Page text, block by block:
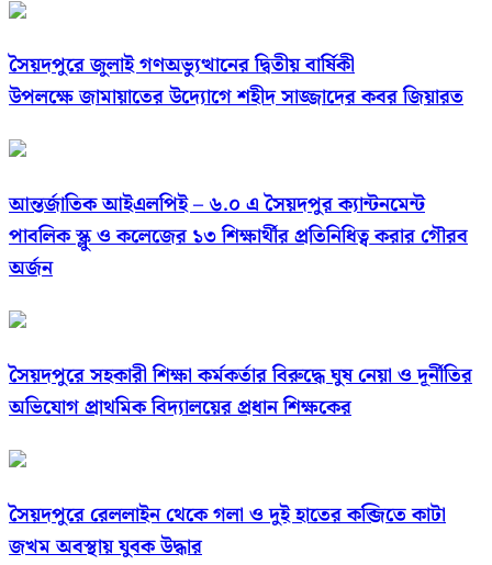
সৈয়দপুরে জুলাই গণঅভ্যুত্থানের দ্বিতীয় বার্ষিকী
উপলক্ষে জামায়াতের উদ্যোগে শহীদ সাজ্জাদের কবর জিয়ারত
আন্তর্জাতিক আইএলপিই – ৬.০ এ সৈয়দপুর ক্যান্টনমেন্ট
পাবলিক স্ক্লু ও কলেজের ১৩ শিক্ষার্থীর প্রতিনিধিত্ব করার গৌরব
অর্জন
সৈয়দপুরে সহকারী শিক্ষা কর্মকর্তার বিরুদ্ধে ঘুষ নেয়া ও দূর্নীতির
অভিযোগ প্রাথমিক বিদ্যালয়ের প্রধান শিক্ষকের
সৈয়দপুরে রেললাইন থেকে গলা ও দুই হাতের কব্জিতে কাটা
জখম অবস্থায় যুবক উদ্ধার